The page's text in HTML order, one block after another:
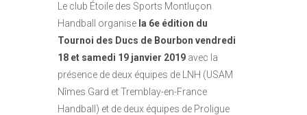
Le club Étoile des Sports Montluçon
Handball organise la 6e édition du
Tournoi des Ducs de Bourbon vendredi
18 et samedi 19 janvier 2019 avec la
présence de deux équipes de LNH (USAM
Nîmes Gard et Tremblay-en-France
Handball) et de deux équipes de Proligue